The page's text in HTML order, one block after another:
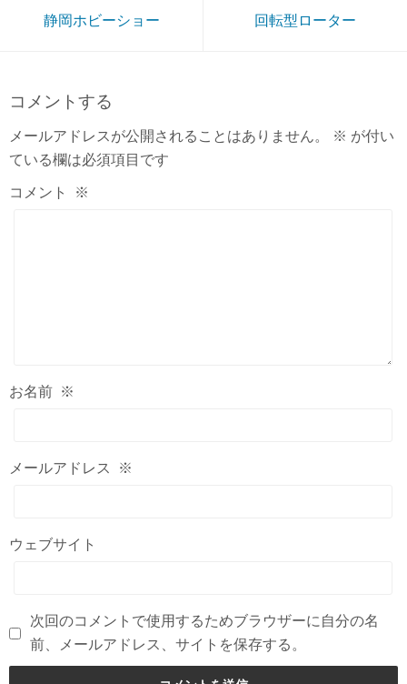
静岡ホビーショー 回転型ローター
コメントする
メールアドレスが公開されることはありません。 ※ が付い
ている欄は必須項目です
コメント ※
お名前 ※
メールアドレス ※
ウェブサイト
次回のコメントで使用するためブラウザーに自分の名
前、メールアドレス、サイトを保存する。